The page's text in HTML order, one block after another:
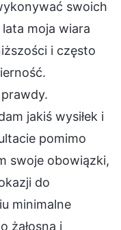
swoich
moja wiara
i często
jakiś wysiłek i
pomimo
swoje obowiązki,
do
minimalne
żałosna i